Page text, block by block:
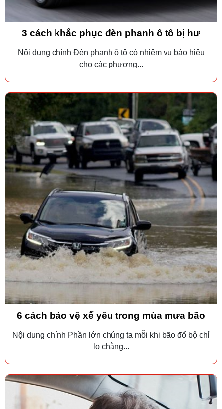
3 cách khắc phục đèn phanh ô tô bị hư
Nội dung chính Đèn phanh ô tô có nhiệm vụ báo hiệu
cho các phương...
6 cách bảo vệ xế yêu trong mùa mưa bão
Nội dung chính Phần lớn chúng ta mỗi khi bão đổ bộ chỉ
lo chằng...